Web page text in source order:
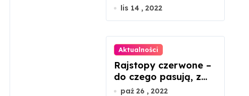
lis 14 , 2022
Aktualności
Rajstopy czerwone –
do czego pasują, z
czym nosić?
paź 26 , 2022